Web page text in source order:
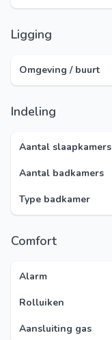
Ligging
Omgeving / buurt
Indeling
Aantal slaapkamers
Aantal badkamers
Type badkamer
Comfort
Alarm
Rolluiken
Aansluiting gas